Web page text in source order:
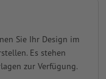
Sie Ihr Design im
Es stehen
zur Verfügung.